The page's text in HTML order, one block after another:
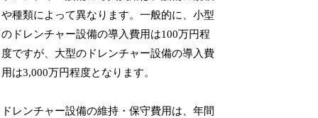
や種類によって異なります。一般的に、小型
のドレンチャー設備の導入費用は100万円程
度ですが、大型のドレンチャー設備の導入費
用は3,000万円程度となります。
ドレンチャー設備の維持・保守費用は、年間